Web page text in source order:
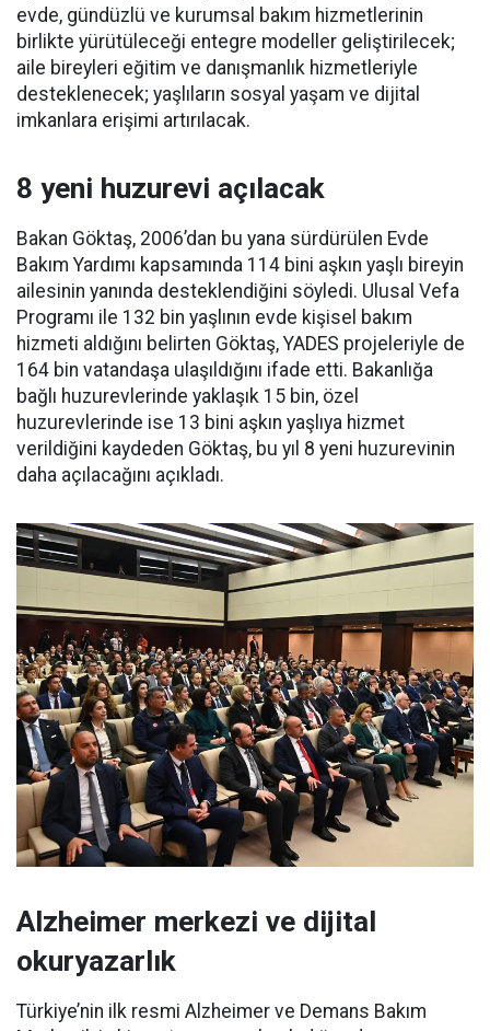
evde, gündüzlü ve kurumsal bakım hizmetlerinin
birlikte yürütüleceği entegre modeller geliştirilecek;
aile bireyleri eğitim ve danışmanlık hizmetleriyle
desteklenecek; yaşlıların sosyal yaşam ve dijital
imkanlara erişimi artırılacak.
8 yeni huzurevi açılacak
Bakan Göktaş, 2006’dan bu yana sürdürülen Evde
Bakım Yardımı kapsamında 114 bini aşkın yaşlı bireyin
ailesinin yanında desteklendiğini söyledi. Ulusal Vefa
Programı ile 132 bin yaşlının evde kişisel bakım
hizmeti aldığını belirten Göktaş, YADES projeleriyle de
164 bin vatandaşa ulaşıldığını ifade etti. Bakanlığa
bağlı huzurevlerinde yaklaşık 15 bin, özel
huzurevlerinde ise 13 bini aşkın yaşlıya hizmet
verildiğini kaydeden Göktaş, bu yıl 8 yeni huzurevinin
daha açılacağını açıkladı.
Alzheimer merkezi ve dijital
okuryazarlık
Türkiye’nin ilk resmi Alzheimer ve Demans Bakım